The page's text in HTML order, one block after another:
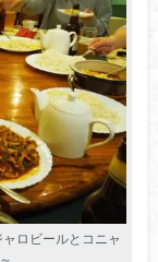
ロビールとコニャ